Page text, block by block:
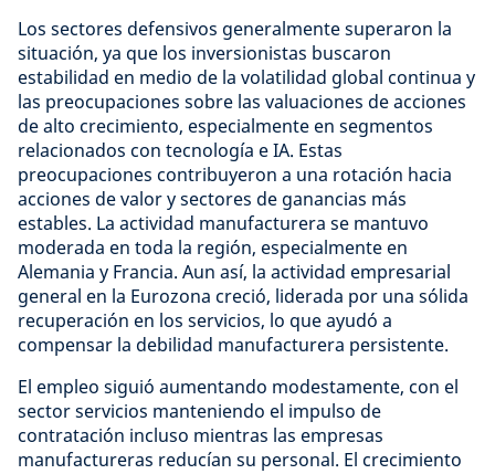
Los sectores defensivos generalmente superaron la
situación, ya que los inversionistas buscaron
estabilidad en medio de la volatilidad global continua y
las preocupaciones sobre las valuaciones de acciones
de alto crecimiento, especialmente en segmentos
relacionados con tecnología e IA. Estas
preocupaciones contribuyeron a una rotación hacia
acciones de valor y sectores de ganancias más
estables. La actividad manufacturera se mantuvo
moderada en toda la región, especialmente en
Alemania y Francia. Aun así, la actividad empresarial
general en la Eurozona creció, liderada por una sólida
recuperación en los servicios, lo que ayudó a
compensar la debilidad manufacturera persistente.
El empleo siguió aumentando modestamente, con el
sector servicios manteniendo el impulso de
contratación incluso mientras las empresas
manufactureras reducían su personal. El crecimiento